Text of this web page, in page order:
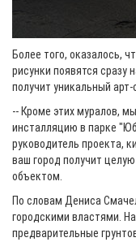
Более того, оказалось,
рисунки появятся сразу
получит уникальный арт-
-- Кроме этих муралов,
инсталляцию в парке
руководитель проекта,
ваш город получит
объектом.
По словам Дениса
городскими властями.
предварительные